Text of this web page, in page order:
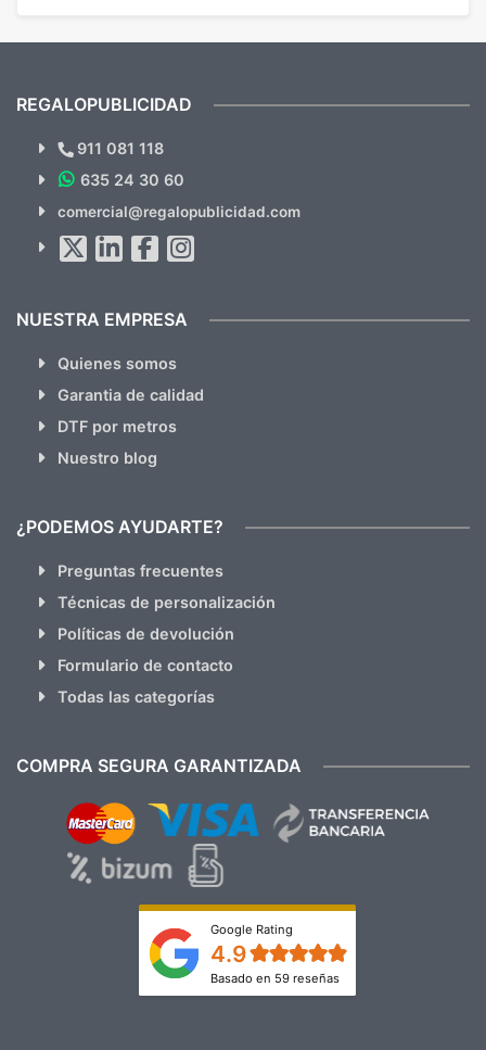
¿Quieres ver nuestras últimas
Novedades y Ofertas?
hacemos Spam)
REGALOPUBLICIDAD
911 081 118
635 24 30 60
comercial@regalopublicidad.com
NUESTRA EMPRESA
Quienes somos
Garantia de calidad
DTF por metros
Nuestro blog
¿PODEMOS AYUDARTE?
Preguntas frecuentes
Técnicas de personalización
Políticas de devolución
Formulario de contacto
Todas las categorías
COMPRA SEGURA GARANTIZADA
Google Rating
4.9
Basado en 59 reseñas